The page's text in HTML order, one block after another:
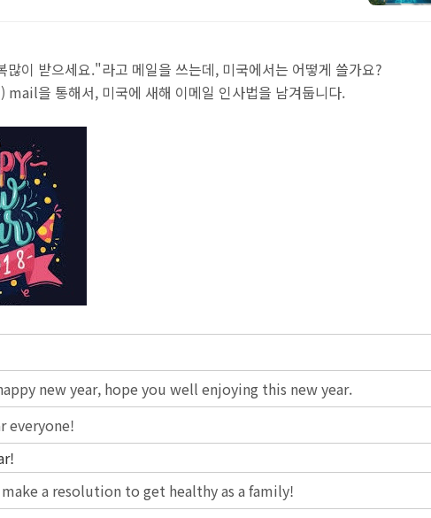
많이 받으세요."라고 메일을 쓰는데, 미국에서는 어떻게 쓸가요?
mail을 통해서, 미국에 새해 이메일 인사법을 남겨둡니다.
new year, hope you well enjoying this new year.
everyone!
make a resolution to get healthy as a family!